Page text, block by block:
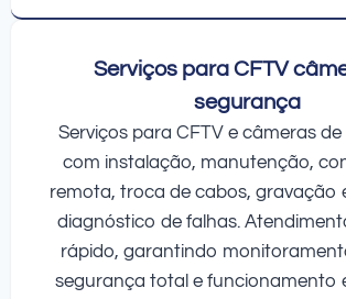
Serviços para CFTV
segurança
Serviços para CFTV e câmeras
com instalação, manutenção,
remota, troca de cabos, gravação
diagnóstico de falhas.
rápido, garantindo
segurança total e funcionamento